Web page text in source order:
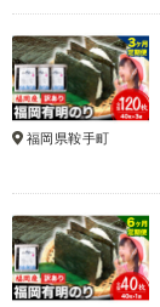
福岡県鞍手町